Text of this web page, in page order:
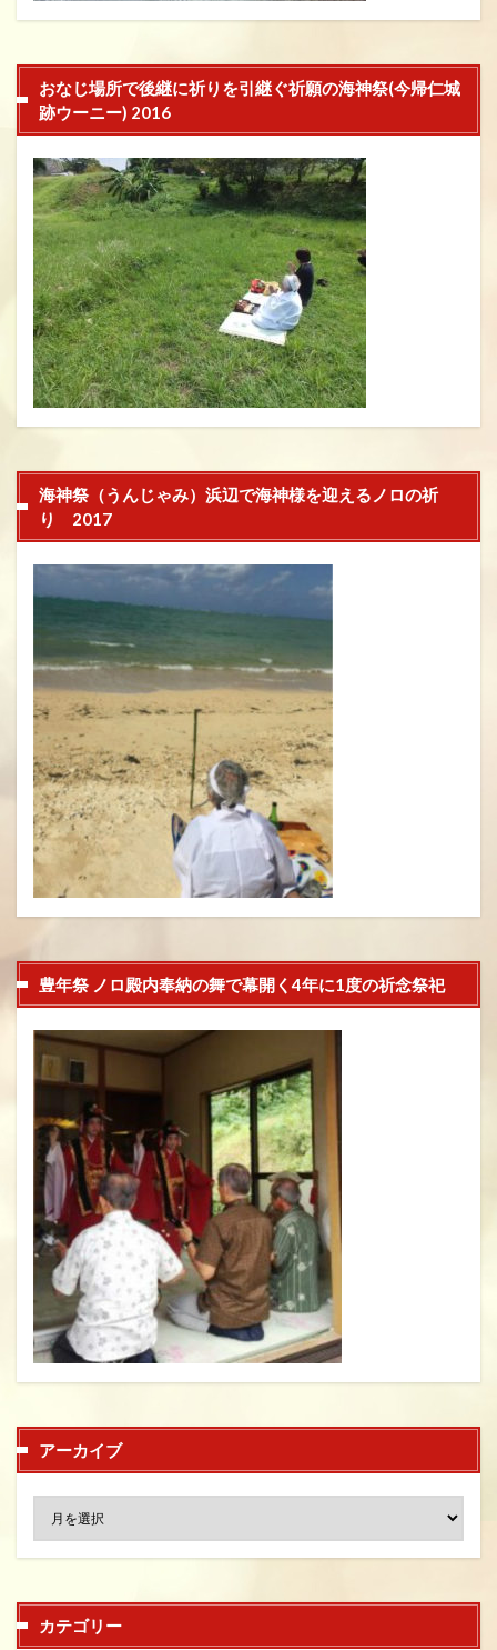
おなじ場所で後継に祈りを引継ぐ祈願の海神祭(今帰仁城
跡ウーニー) 2016
海神祭（うんじゃみ）浜辺で海神様を迎えるノロの祈
り 2017
豊年祭 ノロ殿内奉納の舞で幕開く4年に1度の祈念祭祀
アーカイブ
カテゴリー